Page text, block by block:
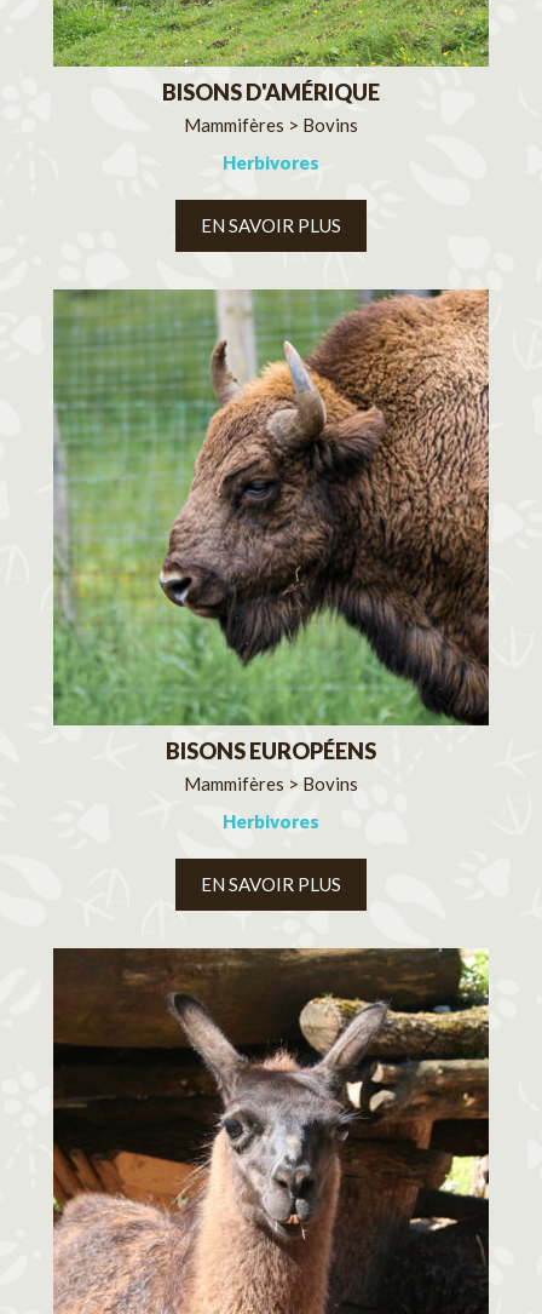
BISONS D'AMÉRIQUE
Mammifères > Bovins
Herbivores
EN SAVOIR PLUS
BISONS EUROPÉENS
Mammifères > Bovins
Herbivores
EN SAVOIR PLUS